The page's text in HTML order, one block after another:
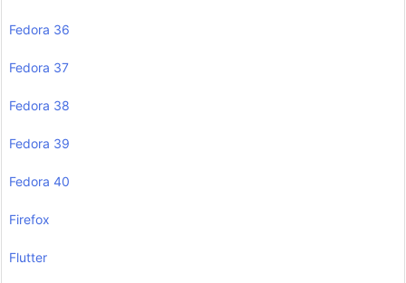
Fedora 36
Fedora 37
Fedora 38
Fedora 39
Fedora 40
Firefox
Flutter